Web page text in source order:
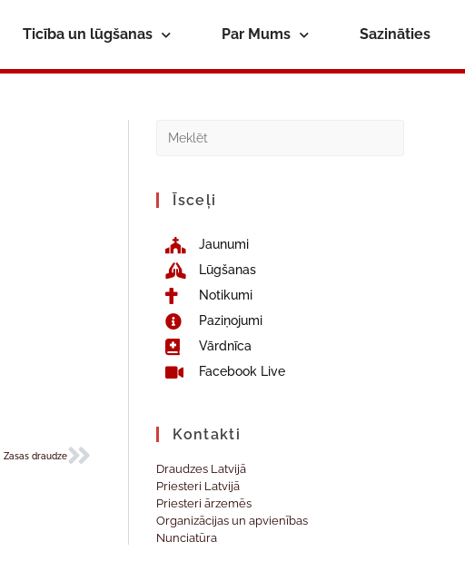
Ticība un lūgšanas Par Mums Sazināties
Zasas draudze
Īsceļi
Jaunumi
Lūgšanas
Notikumi
Paziņojumi
Vārdnīca
Facebook Live
Kontakti
Draudzes Latvijā
Priesteri Latvijā
Priesteri ārzemēs
Organizācijas un apvienības
Nunciatūra